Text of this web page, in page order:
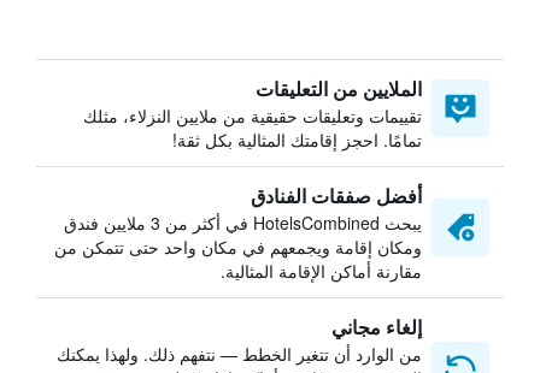
الملايين من التعليقات
تقييمات وتعليقات حقيقية من ملايين النزلاء، مثلك
تمامًا. احجز إقامتك المثالية بكل ثقة!
أفضل صفقات الفنادق
يبحث HotelsCombined في أكثر من 3 ملايين فندق
ومكان إقامة ويجمعهم في مكان واحد حتى تتمكن من
مقارنة أماكن الإقامة المثالية.
إلغاء مجاني
من الوارد أن تتغير الخطط — نتفهم ذلك. ولهذا يمكنك